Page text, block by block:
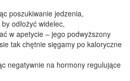
poszukiwanie jedzenia,
odłożyć widelec,
w apetycie – jego podwyższony
tak chętnie sięgamy po kaloryczne
negatywnie na hormony regulujące